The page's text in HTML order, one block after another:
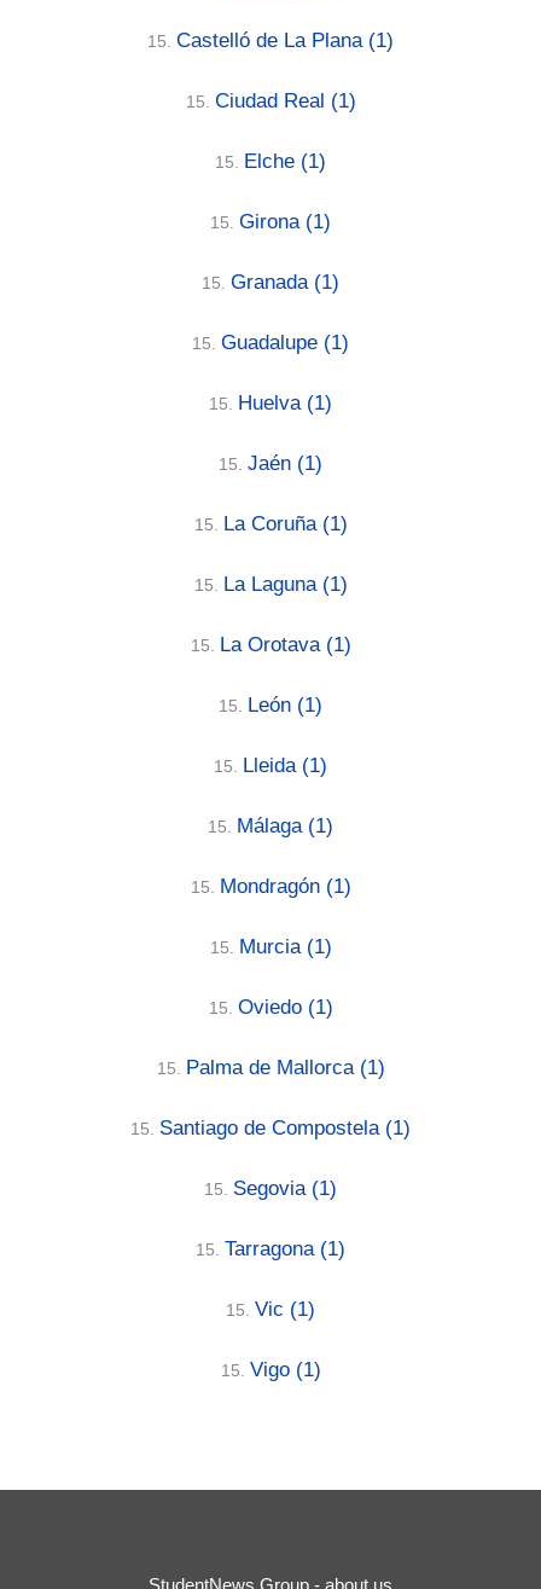
15. Castelló de La Plana (1)
15. Ciudad Real (1)
15. Elche (1)
15. Girona (1)
15. Granada (1)
15. Guadalupe (1)
15. Huelva (1)
15. Jaén (1)
15. La Coruña (1)
15. La Laguna (1)
15. La Orotava (1)
15. León (1)
15. Lleida (1)
15. Málaga (1)
15. Mondragón (1)
15. Murcia (1)
15. Oviedo (1)
15. Palma de Mallorca (1)
15. Santiago de Compostela (1)
15. Segovia (1)
15. Tarragona (1)
15. Vic (1)
15. Vigo (1)
StudentNews Group - about us